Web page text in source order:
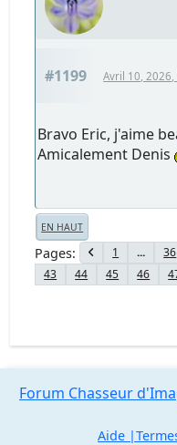
#1199 Avril 10, 2026,
Bravo Eric, j'aime
Amicalement Denis
EN HAUT
Pages 1 ... 36
43
44 45 46
Forum Chasseur
Aide